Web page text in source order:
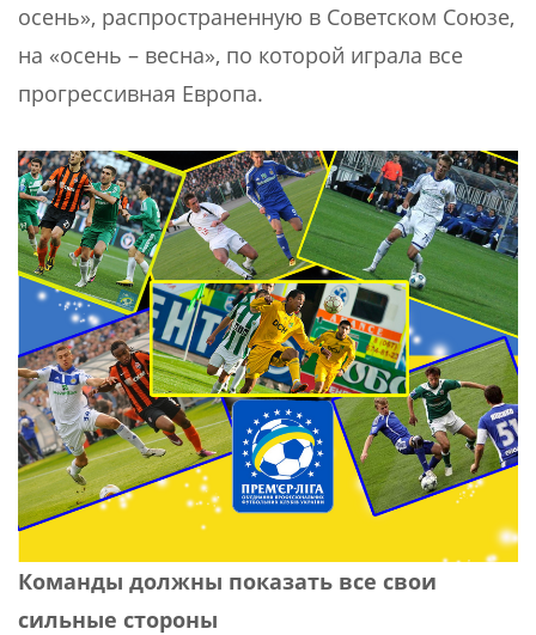
осень», распространенную в Советском Союзе,
на «осень – весна», по которой играла все
прогрессивная Европа.
Команды должны показать все свои
сильные стороны